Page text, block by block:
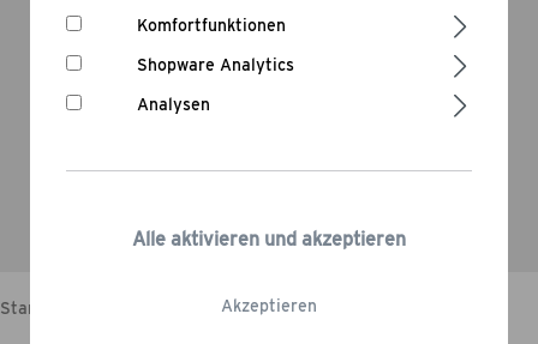
Montage / Reparatur
Reparatur eines Produktes von uns?
Startseite Service
Komfortfunktionen
Shopware Analytics
Analysen
Akzeptieren
Alle aktivieren und akzeptieren